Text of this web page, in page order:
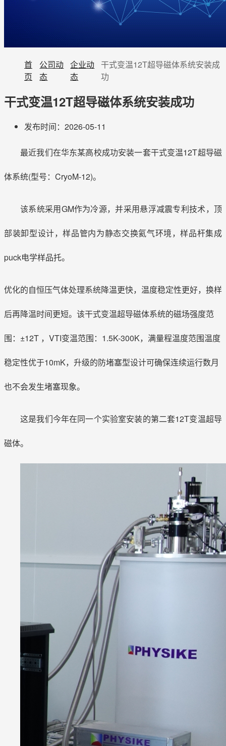
首
页
公司动
态
企业动
态
干式变温12T超导磁体系统安装成
功
干式变温12T超导磁体系统安装成功
发布时间：2026-05-11
最近我们在华东某高校成功安装一套干式变温12T超导磁
体系统(型号：CryoM-12)。
该系统采用GM作为冷源，并采用悬浮减震专利技术，顶
部装卸型设计，样品管内为静态交换氦气环境，样品杆集成
puck电学样品托。
优化的自恒压气体处理系统降温更快，温度稳定性更好，换样
后再降温时间更短。该干式变温超导磁体系统的磁场强度范
围：±12T ，VTI变温范围：1.5K-300K，满量程温度范围温度
稳定性优于10mK，升级的防堵塞型设计可确保连续运行数月
也不会发生堵塞现象。
这是我们今年在同一个实验室安装的第二套12T变温超导
磁体。